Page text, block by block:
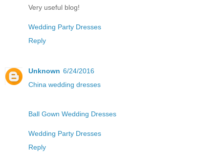
Very useful blog!
Wedding Party Dresses
Reply
Unknown 6/24/2016
China wedding dresses
Ball Gown Wedding Dresses
Wedding Party Dresses
Reply